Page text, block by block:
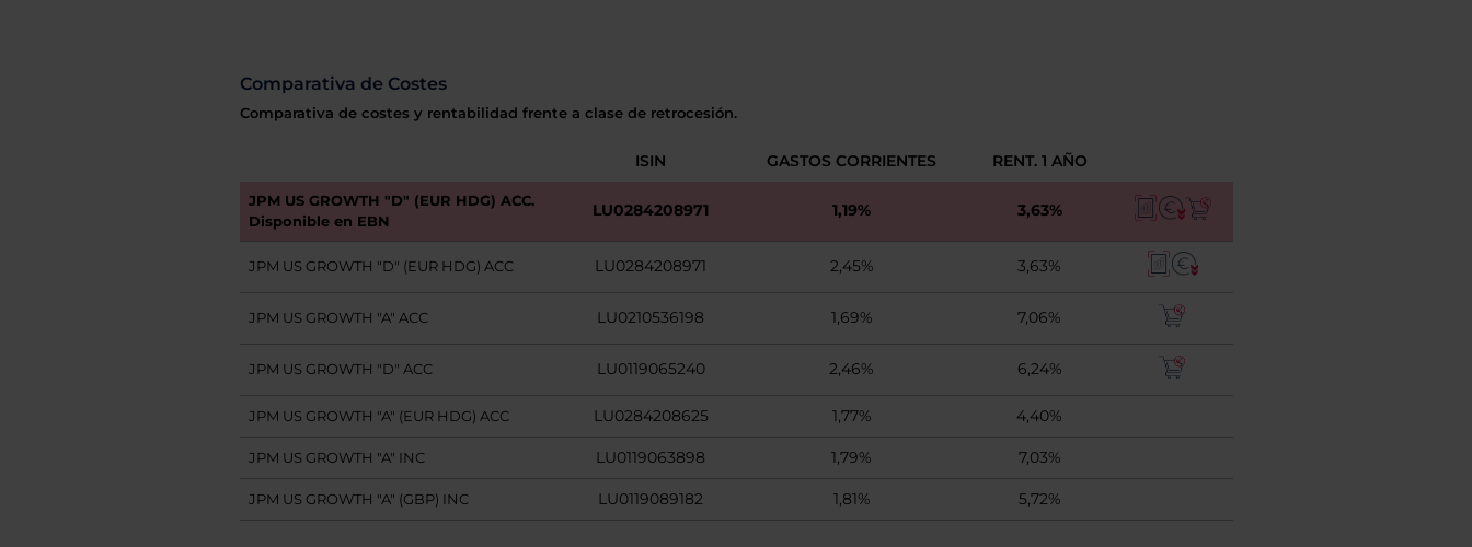
Comparativa de Costes
Comparativa de costes y rentabilidad frente a clase de retrocesión.
ISIN GASTOS CORRIENTES RENT. 1 AÑO
JPM US GROWTH "D" (EUR HDG) ACC.
Disponible en EBN
LU0284208971 1,19% 3,63%
JPM US GROWTH "D" (EUR HDG) ACC LU0284208971 2,45% 3,63%
JPM US GROWTH "A" ACC LU0210536198 1,69% 7,06%
JPM US GROWTH "D" ACC LU0119065240 2,46% 6,24%
JPM US GROWTH "A" (EUR HDG) ACC LU0284208625 1,77% 4,40%
JPM US GROWTH "A" INC LU0119063898 1,79% 7,03%
JPM US GROWTH "A" (GBP) INC LU0119089182 1,81% 5,72%